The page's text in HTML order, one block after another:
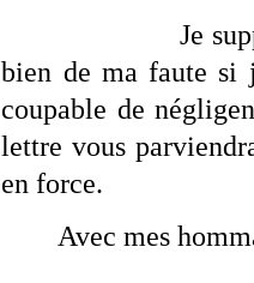
Je
bien de ma faute si
coupable de
lettre vous
en force.
Avec mes